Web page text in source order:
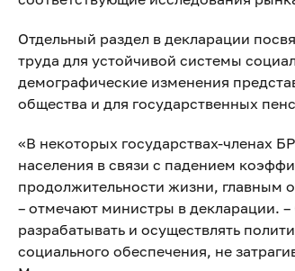
Отдельный раздел в декларации
труда для устойчивой системы
демографические изменения
общества и для государственных
«В некоторых государствах-членах
населения в связи с падением
продолжительности жизни, главным
– отмечают министры в декларации.
разрабатывать и осуществлять
социального обеспечения, не